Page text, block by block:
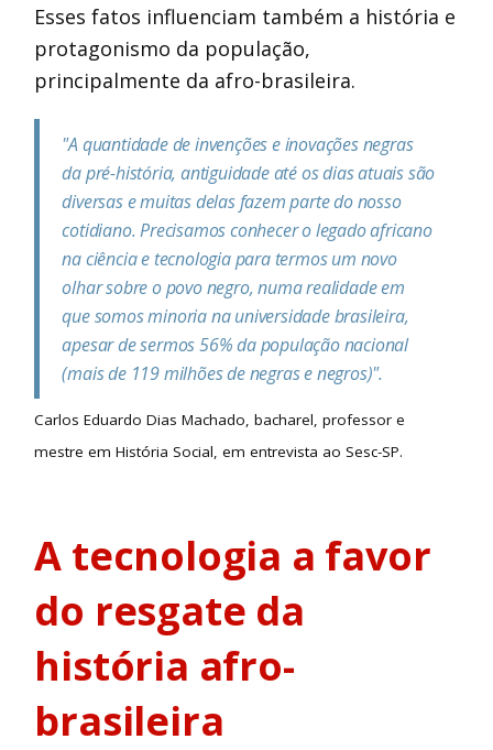
Esses fatos influenciam também a história e
protagonismo da população,
principalmente da afro-brasileira.
"A quantidade de invenções e inovações negras
da pré-história, antiguidade até os dias atuais são
diversas e muitas delas fazem parte do nosso
cotidiano. Precisamos conhecer o legado africano
na ciência e tecnologia para termos um novo
olhar sobre o povo negro, numa realidade em
que somos minoria na universidade brasileira,
apesar de sermos 56% da população nacional
(mais de 119 milhões de negras e negros)".
Carlos Eduardo Dias Machado, bacharel, professor e
mestre em História Social, em entrevista ao Sesc-SP.
A tecnologia a favor
do resgate da
história afro-
brasileira